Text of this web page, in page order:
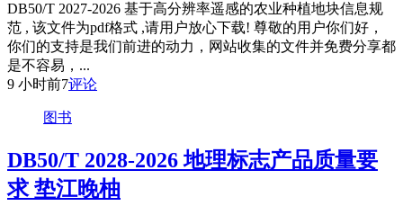
DB50/T 2027-2026 基于高分辨率遥感的农业种植地块信息规
范 , 该文件为pdf格式 ,请用户放心下载! 尊敬的用户你们好，
你们的支持是我们前进的动力，网站收集的文件并免费分享都
是不容易，...
9 小时前7评论
图书
DB50/T 2028-2026 地理标志产品质量要
求 垫江晚柚